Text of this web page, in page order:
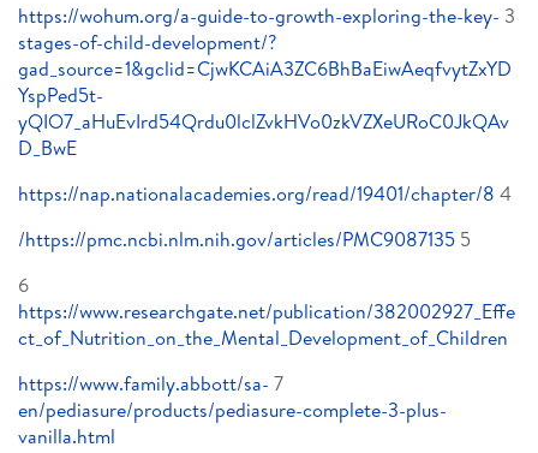
3
https://wohum.org/a-guide-to-growth-exploring-the-key-
stages-of-child-development/?
gad_source=1&gclid=CjwKCAiA3ZC6BhBaEiwAeqfvytZxYD
YspPed5t-
yQIO7_aHuEvIrd54Qrdu0lclZvkHVo0zkVZXeURoC0JkQAv
D_BwE
4
https://nap.nationalacademies.org/read/19401/chapter/8
5
https://pmc.ncbi.nlm.nih.gov/articles/PMC9087135/
6
https://www.researchgate.net/publication/382002927_Effe
ct_of_Nutrition_on_the_Mental_Development_of_Children
7
https://www.family.abbott/sa-
en/pediasure/products/pediasure-complete-3-plus-
vanilla.html